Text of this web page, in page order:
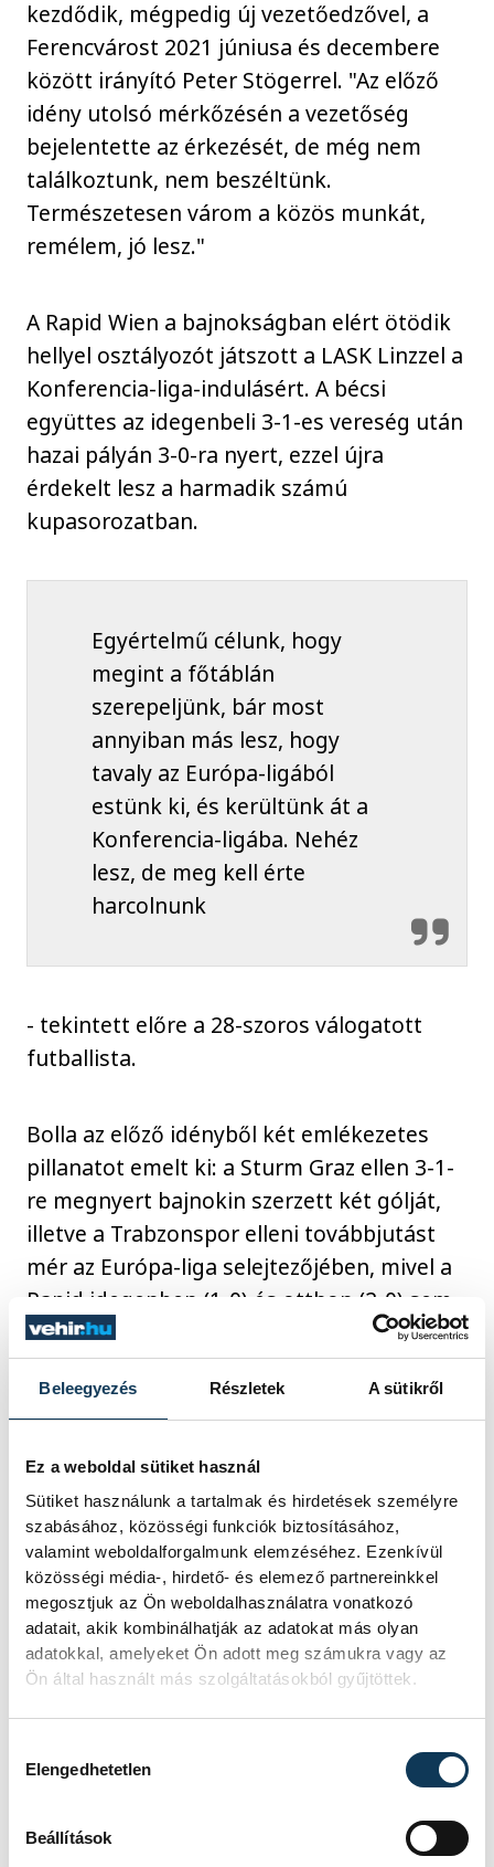
Beleegyezés Részletek A sütikről
Ez a weboldal sütiket használ
Sütiket használunk a tartalmak és hirdetések személyre
szabásához, közösségi funkciók biztosításához,
valamint weboldalforgalmunk elemzéséhez. Ezenkívül
közösségi média-, hirdető- és elemező partnereinkkel
megosztjuk az Ön weboldalhasználatra vonatkozó
adatait, akik kombinálhatják az adatokat más olyan
adatokkal, amelyeket Ön adott meg számukra vagy az
Ön által használt más szolgáltatásokból gyűjtöttek.
Elengedhetetlen
Beállítások
kezdődik, mégpedig új vezetőedzővel, a
Ferencvárost 2021 júniusa és decembere
között irányító Peter Stögerrel. "Az előző
idény utolsó mérkőzésén a vezetőség
bejelentette az érkezését, de még nem
találkoztunk, nem beszéltünk.
Természetesen várom a közös munkát,
remélem, jó lesz."
A Rapid Wien a bajnokságban elért ötödik
hellyel osztályozót játszott a LASK Linzzel a
Konferencia-liga-indulásért. A bécsi
együttes az idegenbeli 3-1-es vereség után
hazai pályán 3-0-ra nyert, ezzel újra
érdekelt lesz a harmadik számú
kupasorozatban.
Egyértelmű célunk, hogy
megint a főtáblán
szerepeljünk, bár most
annyiban más lesz, hogy
tavaly az Európa-ligából
estünk ki, és kerültünk át a
Konferencia-ligába. Nehéz
lesz, de meg kell érte
harcolnunk
- tekintett előre a 28-szoros válogatott
futballista.
Bolla az előző idényből két emlékezetes
pillanatot emelt ki: a Sturm Graz ellen 3-1-
re megnyert bajnokin szerzett két gólját,
illetve a Trabzonspor elleni továbbjutást
mér az Európa-liga selejtezőjében, mivel a
Rapid idegenben (1-0) és otthon (2-0) sem
kapott gólt a török riválistól.
Nem az a célunk, hogy
hanem hogy kijussunk a
világbajnokságra. Nem lesz
egyszerű, de a csapat
sokszor megmutatta már,
hogy erősebb válogatott
ellen is képes meglepetést
szerezni, úgyhogy
országnak, büszkévé tenni az
a világbajnokságra. Ez a